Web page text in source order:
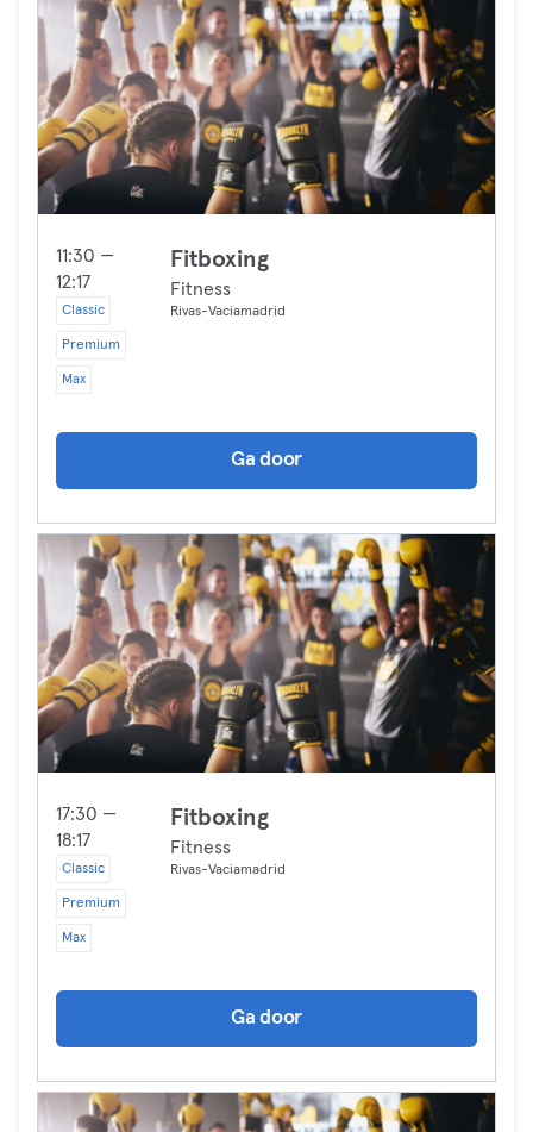
11:30 —
12:17
Classic
Premium
Max
Fitboxing
Fitness
Rivas-Vaciamadrid
Ga door
17:30 —
18:17
Classic
Premium
Max
Fitboxing
Fitness
Rivas-Vaciamadrid
Ga door